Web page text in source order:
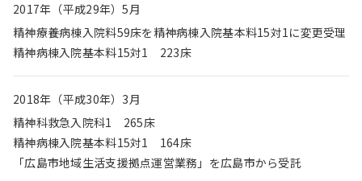
2017年（平成29年）5月
精神療養病棟入院料59床を精神病棟入院基本料15対1に変更受理
精神病棟入院基本料15対1 223床
2018年（平成30年）3月
精神科救急入院科1 265床
精神病棟入院基本料15対1 164床
「広島市地域生活支援拠点運営業務」を広島市から受託